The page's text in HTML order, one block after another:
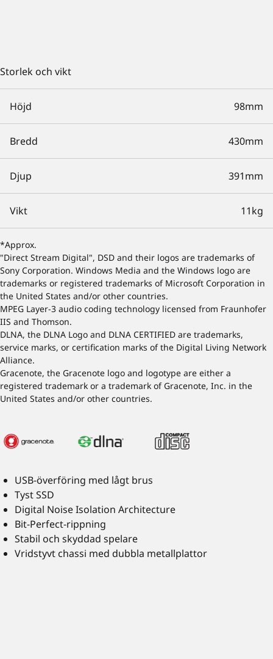
Storlek och vikt
Höjd 98mm
Bredd 430mm
Djup 391mm
Vikt 11kg
*Approx.
"Direct Stream Digital", DSD and their logos are trademarks of
Sony Corporation. Windows Media and the Windows logo are
trademarks or registered trademarks of Microsoft Corporation in
the United States and/or other countries.
MPEG Layer-3 audio coding technology licensed from Fraunhofer
IIS and Thomson.
DLNA, the DLNA Logo and DLNA CERTIFIED are trademarks,
service marks, or certification marks of the Digital Living Network
Alliance.
Gracenote, the Gracenote logo and logotype are either a
registered trademark or a trademark of Gracenote, Inc. in the
United States and/or other countries.
USB-överföring med lågt brus
Tyst SSD
Digital Noise Isolation Architecture
Bit-Perfect-rippning
Stabil och skyddad spelare
Vridstyvt chassi med dubbla metallplattor